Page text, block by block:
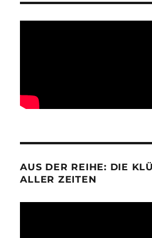
AUS DER REIHE: DIE
ALLER ZEITEN